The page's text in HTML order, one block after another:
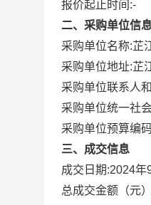
报价起止时间:-
二、采购单位信
采购单位名称:芷
采购单位地址:芷
采购单位联系人
采购单位统一社
采购单位预算编
三、成交信息
成交日期:2024年
总成交金额（元